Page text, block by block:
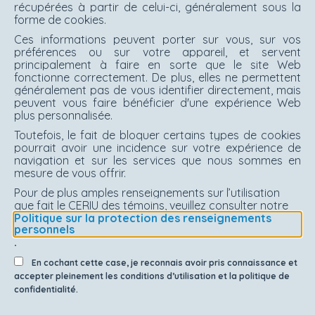
récupérées à partir de celui-ci, généralement sous la
forme de cookies.
Ces informations peuvent porter sur vous, sur vos
préférences ou sur votre appareil, et servent
principalement à faire en sorte que le site Web
fonctionne correctement. De plus, elles ne permettent
généralement pas de vous identifier directement, mais
peuvent vous faire bénéficier d'une expérience Web
plus personnalisée.
Toutefois, le fait de bloquer certains types de cookies
pourrait avoir une incidence sur votre expérience de
navigation et sur les services que nous sommes en
mesure de vous offrir.
Pour de plus amples renseignements sur l’utilisation
que fait le CERIU des témoins, veuillez consulter notre
Politique sur la protection des renseignements
personnels
.
En cochant cette case, je reconnais avoir pris connaissance et
accepter pleinement les conditions d’utilisation et la politique de
confidentialité.